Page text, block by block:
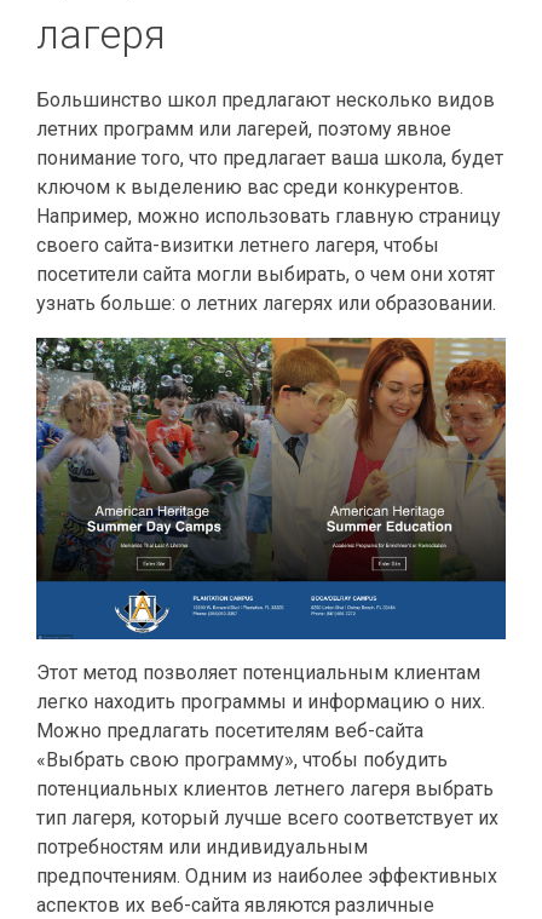
лагеря
Большинство школ предлагают несколько видов
летних программ или лагерей, поэтому явное
понимание того, что предлагает ваша школа, будет
ключом к выделению вас среди конкурентов.
Например, можно использовать главную страницу
своего сайта-визитки летнего лагеря, чтобы
посетители сайта могли выбирать, о чем они хотят
узнать больше: о летних лагерях или образовании.
Этот метод позволяет потенциальным клиентам
легко находить программы и информацию о них.
Можно предлагать посетителям веб-сайта
«Выбрать свою программу», чтобы побудить
потенциальных клиентов летнего лагеря выбрать
тип лагеря, который лучше всего соответствует их
потребностям или индивидуальным
предпочтениям. Одним из наиболее эффективных
аспектов их веб-сайта являются различные